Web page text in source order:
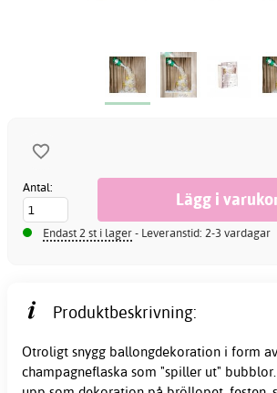
Antal:
Endast 2 st i lager- Leveranstid: 2-3 vardagar
Produktbeskrivning:
Otroligt snygg ballongdekoration i form
champagneflaska som "spiller ut"